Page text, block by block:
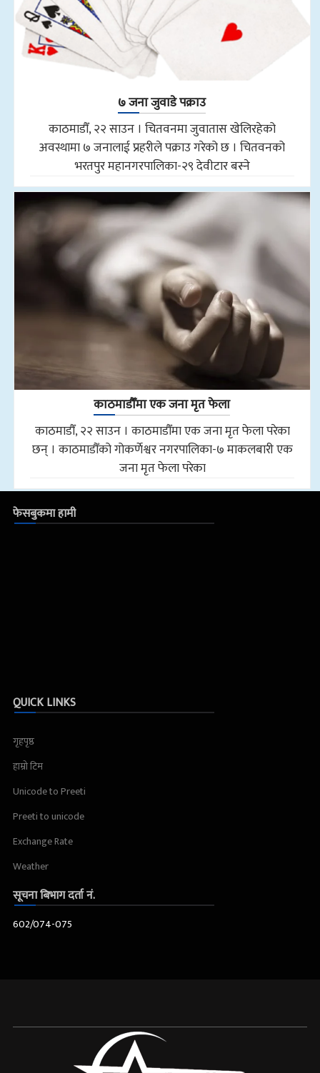
७ जना जुवाडे पक्राउ
काठमाडौँ, २२ साउन । चितवनमा जुवातास खेलिरहेको
अवस्थामा ७ जनालाई प्रहरीले पक्राउ गरेको छ । चितवनको
भरतपुर महानगरपालिका-२९ देवीटार बस्ने
काठमाडौँमा एक जना मृत फेला
काठमाडौँ, २२ साउन । काठमाडौँमा एक जना मृत फेला परेका
छन् । काठमाडौँको गोकर्णेश्वर नगरपालिका-७ माकलबारी एक
जना मृत फेला परेका
फेसबुकमा हामी
QUICK LINKS
गृहपृष्ठ
हाम्रो टिम
Unicode to Preeti
Preeti to unicode
Exchange Rate
Weather
सूचना बिभाग दर्ता नं.
602/074-075